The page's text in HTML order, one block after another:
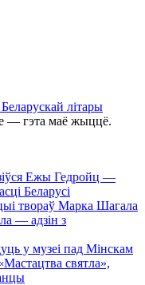
літары
— гэта маё жыццё.
Ежы Гедройц —
Беларусі
твораў Марка Шагала
— адзін з
у музеі пад Мінскам
святла»,